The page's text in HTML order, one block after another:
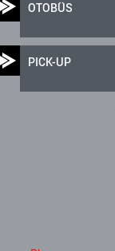
OTOBÜS
PICK-UP